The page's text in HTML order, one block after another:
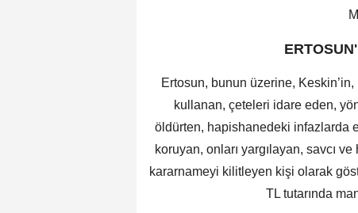
Ertosun, bunun üzerine,
kullanan, çeteleri idare eden,
öldürten, hapishanedeki infazlarda
koruyan, onları yargılayan, savcı
kararnameyi kilitleyen kişi olarak
TL tutarında